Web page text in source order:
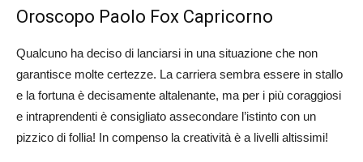
Oroscopo Paolo Fox Capricorno
Qualcuno ha deciso di lanciarsi in una situazione che non
garantisce molte certezze. La carriera sembra essere in stallo
e la fortuna è decisamente altalenante, ma per i più coraggiosi
e intraprendenti è consigliato assecondare l’istinto con un
pizzico di follia! In compenso la creatività è a livelli altissimi!